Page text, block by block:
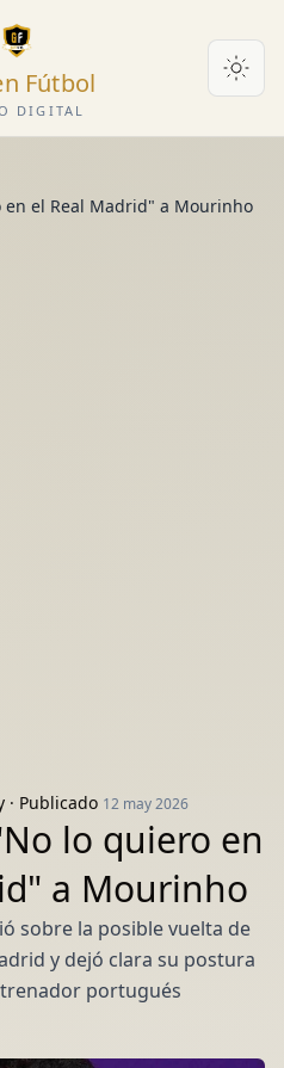
Fútbol
DIGITAL
el Real Madrid" a Mourinho
· Publicado 12 may 2026
lo quiero en
a Mourinho
sobre la posible vuelta de
y dejó clara su postura
portugués